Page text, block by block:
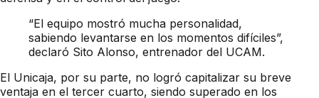
“El equipo mostró mucha personalidad,
sabiendo levantarse en los momentos difíciles”,
declaró Sito Alonso, entrenador del UCAM.
El Unicaja, por su parte, no logró capitalizar su breve
ventaja en el tercer cuarto, siendo superado en los